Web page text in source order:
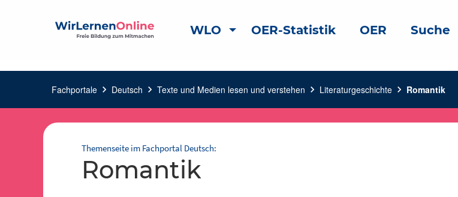
WLO OER-Statistik OER Suche
Fachportale chevron_right Deutsch chevron_right Texte und Medien lesen und verstehen chevron_right Literaturgeschichte chevron_right Romantik
Themenseite im Fachportal Deutsch:
Romantik